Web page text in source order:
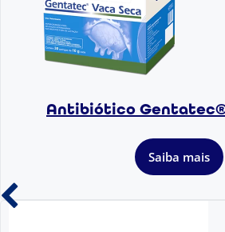
Antibiótico Gentatec®
Saiba mais